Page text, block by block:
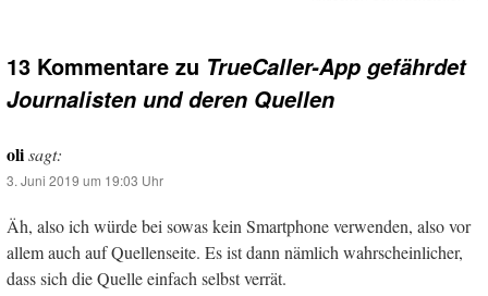
13 Kommentare zu TrueCaller-App gefährdet
Journalisten und deren Quellen
olisagt:
3. Juni 2019 um 19:03 Uhr
Äh, also ich würde bei sowas kein Smartphone verwenden, also vor
allem auch auf Quellenseite. Es ist dann nämlich wahrscheinlicher,
dass sich die Quelle einfach selbst verrät.